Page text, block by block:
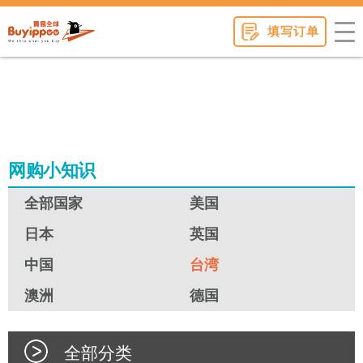
填写订单
网购小知识
全部国家
美国
日本
英国
中国
台湾
澳洲
德国
全部分类